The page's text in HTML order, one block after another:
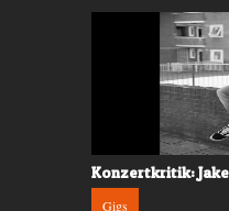
Konzertkritik:
Gigs